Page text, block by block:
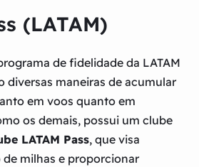
(LATAM)
de fidelidade da LATAM
diversas maneiras de acumular
em voos quanto em
os demais, possui um clube
LATAM Pass, que visa
milhas e proporcionar